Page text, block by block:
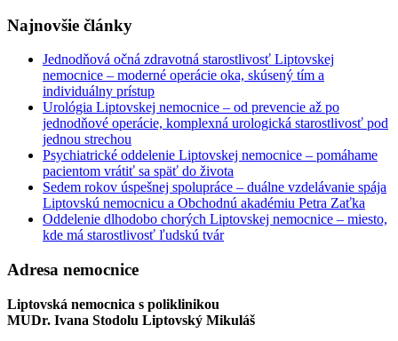
Najnovšie články
Jednodňová očná zdravotná starostlivosť Liptovskej
nemocnice – moderné operácie oka, skúsený tím a
individuálny prístup
Urológia Liptovskej nemocnice – od prevencie až po
jednodňové operácie, komplexná urologická starostlivosť pod
jednou strechou
Psychiatrické oddelenie Liptovskej nemocnice – pomáhame
pacientom vrátiť sa späť do života
Sedem rokov úspešnej spolupráce – duálne vzdelávanie spája
Liptovskú nemocnicu a Obchodnú akadémiu Petra Zaťka
Oddelenie dlhodobo chorých Liptovskej nemocnice – miesto,
kde má starostlivosť ľudskú tvár
Adresa nemocnice
Liptovská nemocnica s poliklinikou
MUDr. Ivana Stodolu Liptovský Mikuláš